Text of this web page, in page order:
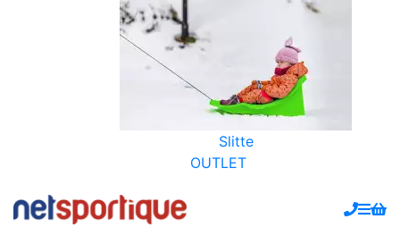
Slitte
OUTLET